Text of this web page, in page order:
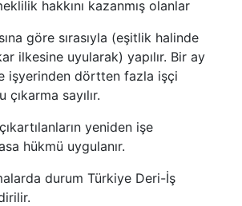
hakkını kazanmış olanlar
göre sırasıyla (eşitlik halinde
ilkesine uyularak) yapılır. Bir ay
işyerinden dörtten fazla işçi
çıkarma sayılır.
yeniden işe
hükmü uygulanır.
durum Türkiye Deri-İş